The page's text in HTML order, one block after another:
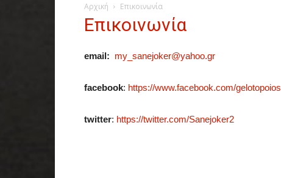
Αρχική Επικοινωνία
Επικοινωνία
email: my_sanejoker@yahoo.gr
facebook: https://www.facebook.com/gelotopoios
twitter: https://twitter.com/Sanejoker2